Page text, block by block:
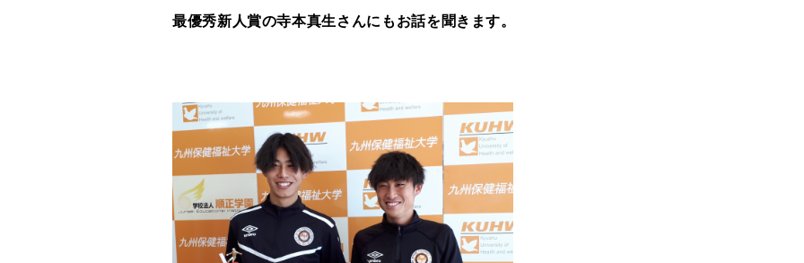
最優秀新人賞の寺本真生さんにもお話を聞きます。